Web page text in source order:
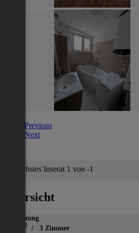
Previous
Next
Nächstes Inserat 1 von -1
Übersicht
Wohnung
2 / 3 Zimmer